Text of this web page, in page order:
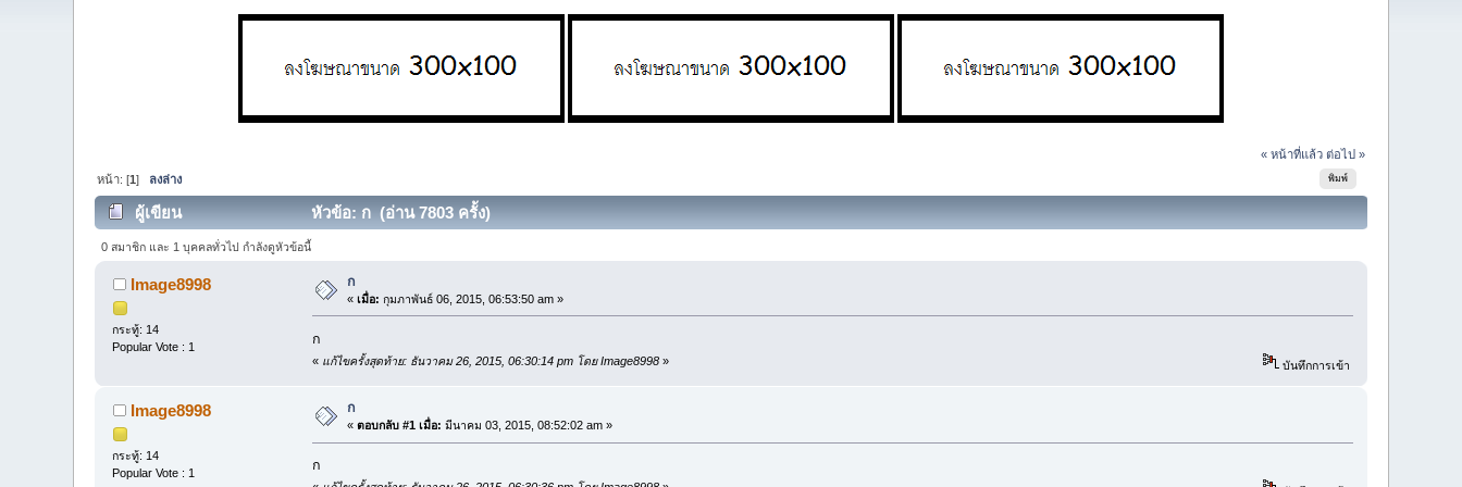
« หน้าที่แล้ว ต่อไป »
พิมพ์
หน้า: [1] ลงล่าง
ผู้เขียน หัวข้อ: ก (อ่าน 7803 ครั้ง)
0 สมาชิก และ 1 บุคคลทั่วไป กำลังดูหัวข้อนี้
Image8998
กระทู้: 14
Popular Vote : 1
ก
«เมื่อ: กุมภาพันธ์ 06, 2015, 06:53:50 am »
ก
« แก้ไขครั้งสุดท้าย: ธันวาคม 26, 2015, 06:30:14 pm โดย Image8998» บันทึกการเข้า
Image8998
กระทู้: 14
Popular Vote : 1
ก
«ตอบกลับ #1 เมื่อ: มีนาคม 03, 2015, 08:52:02 am »
ก